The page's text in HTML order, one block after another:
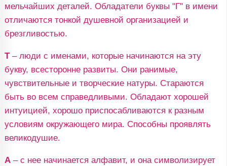
мельчайших деталей. Обладатели буквы "Г" в имени
отличаются тонкой душевной организацией и
брезгливостью.
Т– люди с именами, которые начинаются на эту
букву, всесторонне развиты. Они ранимые,
чувствительные и творческие натуры. Стараются
быть во всем справедливыми. Обладают хорошей
интуицией, хорошо приспосабливаются к разным
условиям окружающего мира. Способны проявлять
великодушие.
А– с нее начинается алфавит, и она символизирует